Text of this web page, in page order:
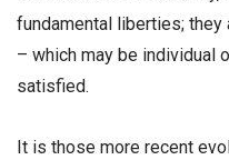
fundamental liberties;
– which may be individual
satisfied.
It is those more recent